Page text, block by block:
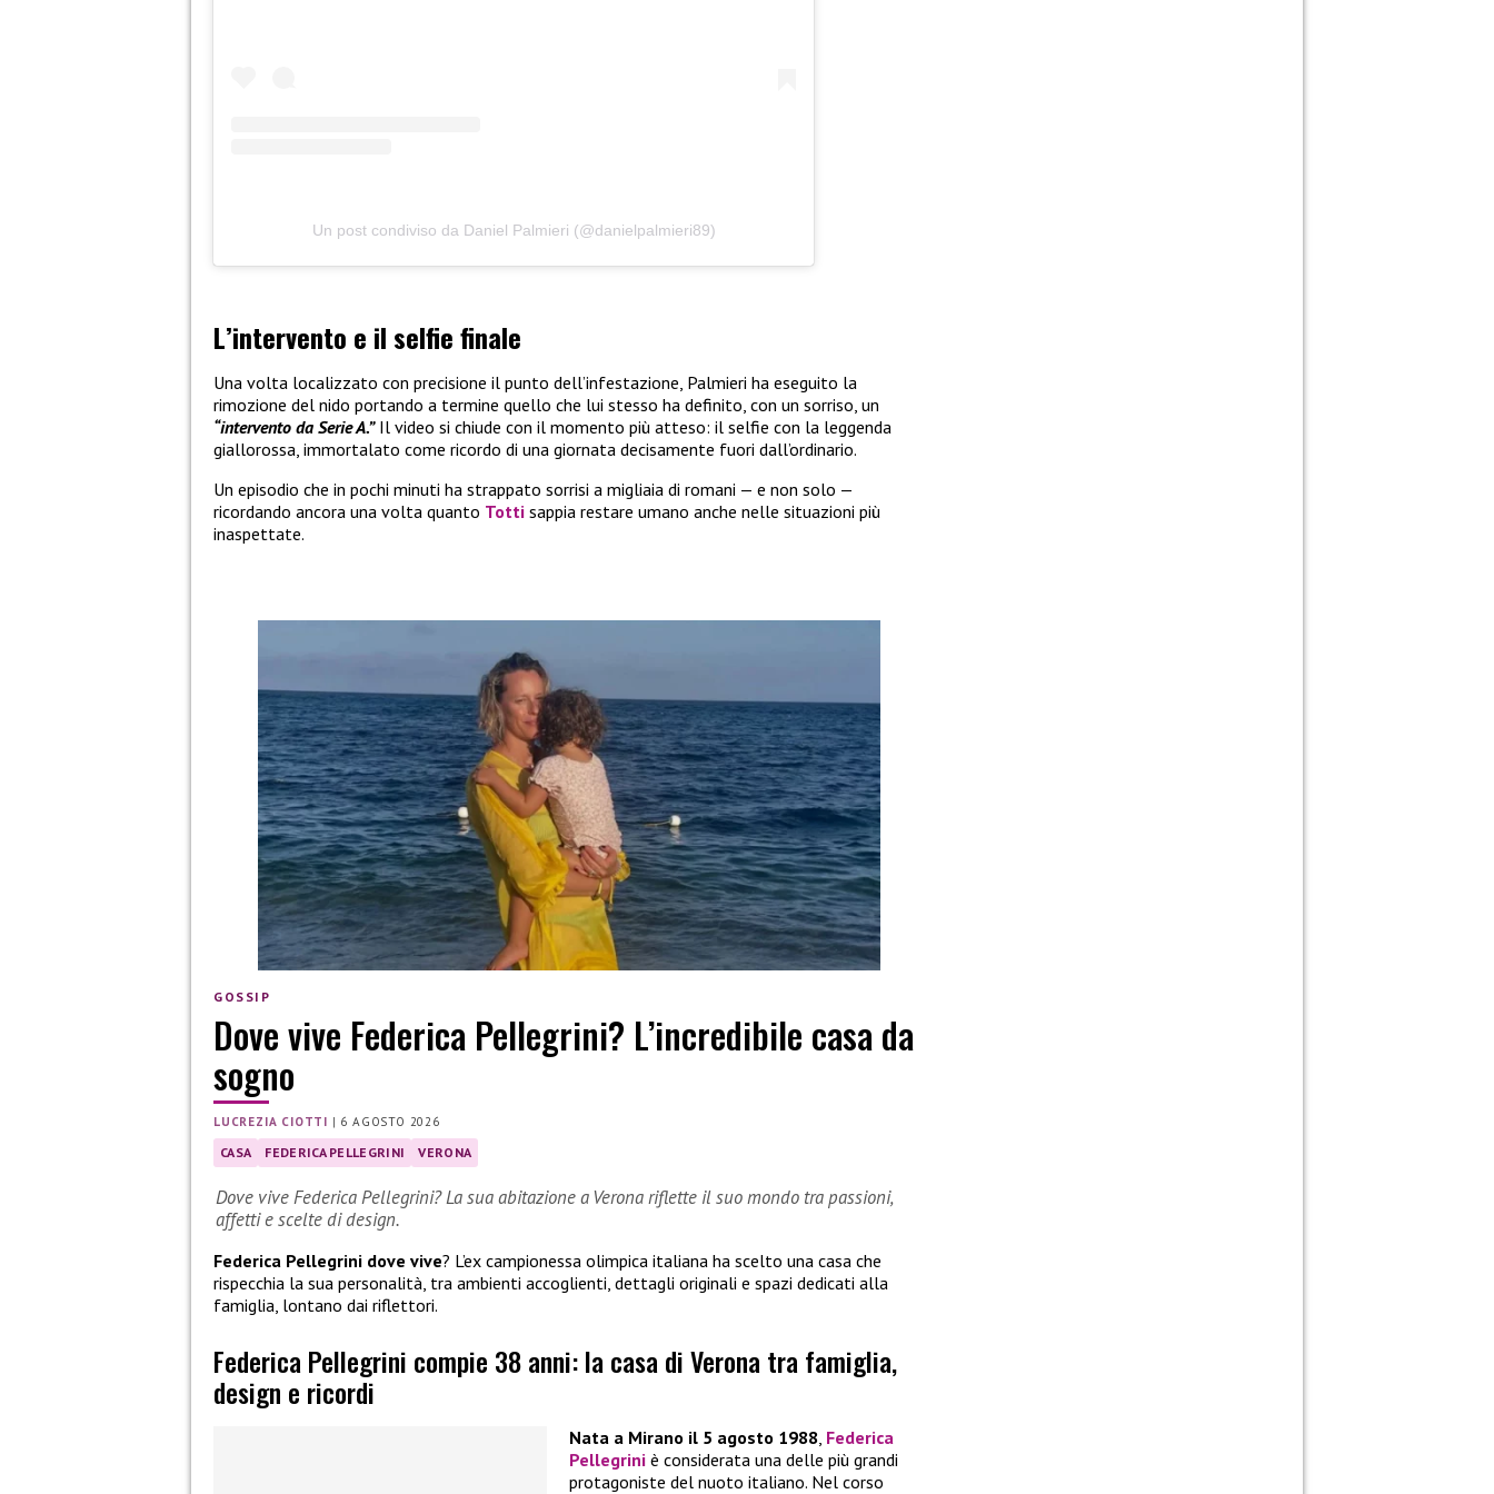
Un post condiviso da Daniel Palmieri (@danielpalmieri89)
L’intervento e il selfie finale
Una volta localizzato con precisione il punto dell’infestazione, Palmieri ha eseguito la
rimozione del nido portando a termine quello che lui stesso ha definito, con un sorriso, un
“intervento da Serie A.”Il video si chiude con il momento più atteso: il selfie con la leggenda
giallorossa, immortalato come ricordo di una giornata decisamente fuori dall’ordinario.
Un episodio che in pochi minuti ha strappato sorrisi a migliaia di romani — e non solo —
ricordando ancora una volta quanto Totti sappia restare umano anche nelle situazioni più
inaspettate.
GOSSIP
Dove vive Federica Pellegrini? L’incredibile casa da
sogno
LUCREZIA CIOTTI | 6 AGOSTO 2026
CASA FEDERICA PELLEGRINI VERONA
Dove vive Federica Pellegrini? La sua abitazione a Verona riflette il suo mondo tra passioni,
affetti e scelte di design.
Federica Pellegrini dove vive? L’ex campionessa olimpica italiana ha scelto una casa che
rispecchia la sua personalità, tra ambienti accoglienti, dettagli originali e spazi dedicati alla
famiglia, lontano dai riflettori.
Federica Pellegrini compie 38 anni: la casa di Verona tra famiglia,
design e ricordi
Nata a Mirano il 5 agosto 1988 Federica
Pellegrini è considerata una delle più grandi
protagoniste del nuoto italiano. Nel corso